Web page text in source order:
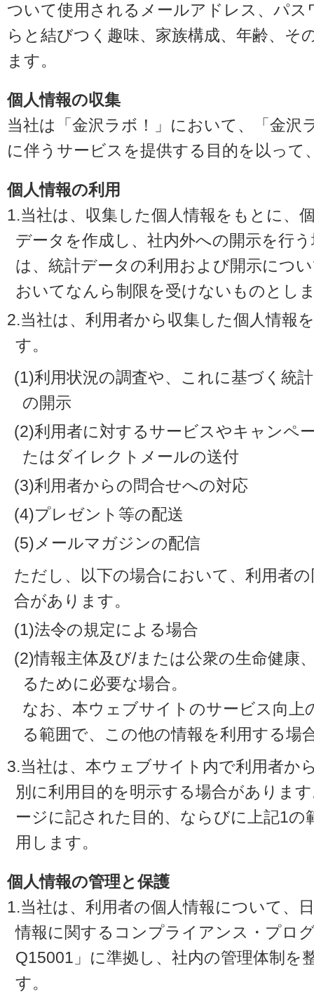
ついて使用されるメールアドレス、パ
らと結びつく趣味、家族構成、年齢、そ
ます。
個人情報の収集
当社は「金沢ラボ！」において、「金沢
に伴うサービスを提供する目的を以って
個人情報の利用
1.当社は、収集した個人情報をもとに、
データを作成し、社内外への開示を行
は、統計データの利用および開示につ
おいてなんら制限を受けないものとし
2.当社は、利用者から収集した個人情報
す。
(1)利用状況の調査や、これに基づく統
の開示
(2)利用者に対するサービスやキャンペ
たはダイレクトメールの送付
(3)利用者からの問合せへの対応
(4)プレゼント等の配送
(5)メールマガジンの配信
ただし、以下の場合において、利用者
合があります。
(1)法令の規定による場合
(2)情報主体及び/または公衆の生命健康
るために必要な場合。
なお、本ウェブサイトのサービス向上
る範囲で、この他の情報を利用する場
3.当社は、本ウェブサイト内で利用者か
別に利用目的を明示する場合がありま
ージに記された目的、ならびに上記1の
用します。
個人情報の管理と保護
1.当社は、利用者の個人情報について、
情報に関するコンプライアンス・プロ
Q15001」に準拠し、社内の管理体制を
す。